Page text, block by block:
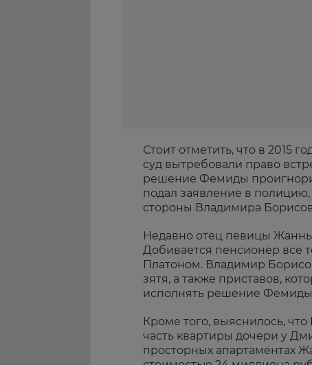
Стоит отметить, что в 2015
суд вытребовали право
решение Фемиды
подал заявление в
стороны Владимира
Недавно отец певицы
Добивается пенсионер все
Платоном. Владимир
зятя, а также приставов,
исполнять решение
Кроме того, выяснилось,
часть квартиры дочери у
просторных апартаментах